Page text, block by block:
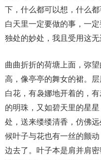
下，什么都可以想，什么
白天里一定要做的事，一
独处的妙处，我且受用这无
曲曲折折的荷塘上面，弥
高，像亭亭的舞女的裙。
白花，有袅娜地开着的，
的明珠，又如碧天里的星
处，送来缕缕清香，仿佛
候叶子与花也有一丝的颤
边去了。叶子本是肩并肩